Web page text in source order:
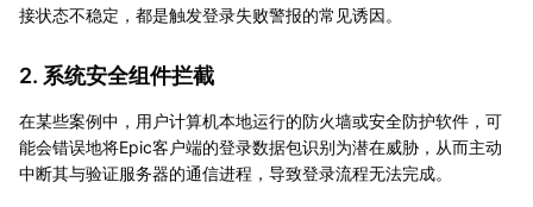
接状态不稳定，都是触发登录失败警报的常见诱因。
2. 系统安全组件拦截
在某些案例中，用户计算机本地运行的防火墙或安全防护软件，可
能会错误地将Epic客户端的登录数据包识别为潜在威胁，从而主动
中断其与验证服务器的通信进程，导致登录流程无法完成。